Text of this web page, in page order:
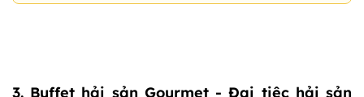
3. Buffet hải sản Gourmet - Đại tiệc hải sản